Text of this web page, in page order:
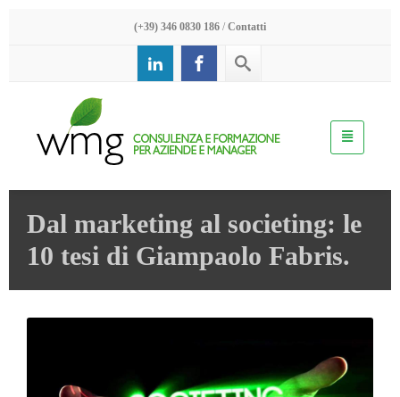
(+39) 346 0830 186 / Contatti
Dal marketing al societing: le
10 tesi di Giampaolo Fabris.